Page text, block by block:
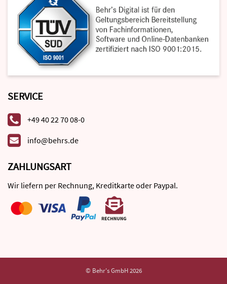
SERVICE
+49 40 22 70 08-0
info@behrs.de
ZAHLUNGSART
Wir liefern per Rechnung, Kreditkarte oder Paypal.
© Behr's GmbH 2026